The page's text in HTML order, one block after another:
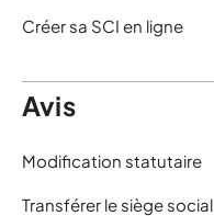
Créer sa SCI en ligne
Avis
Modification statutaire
Transférer le siège social